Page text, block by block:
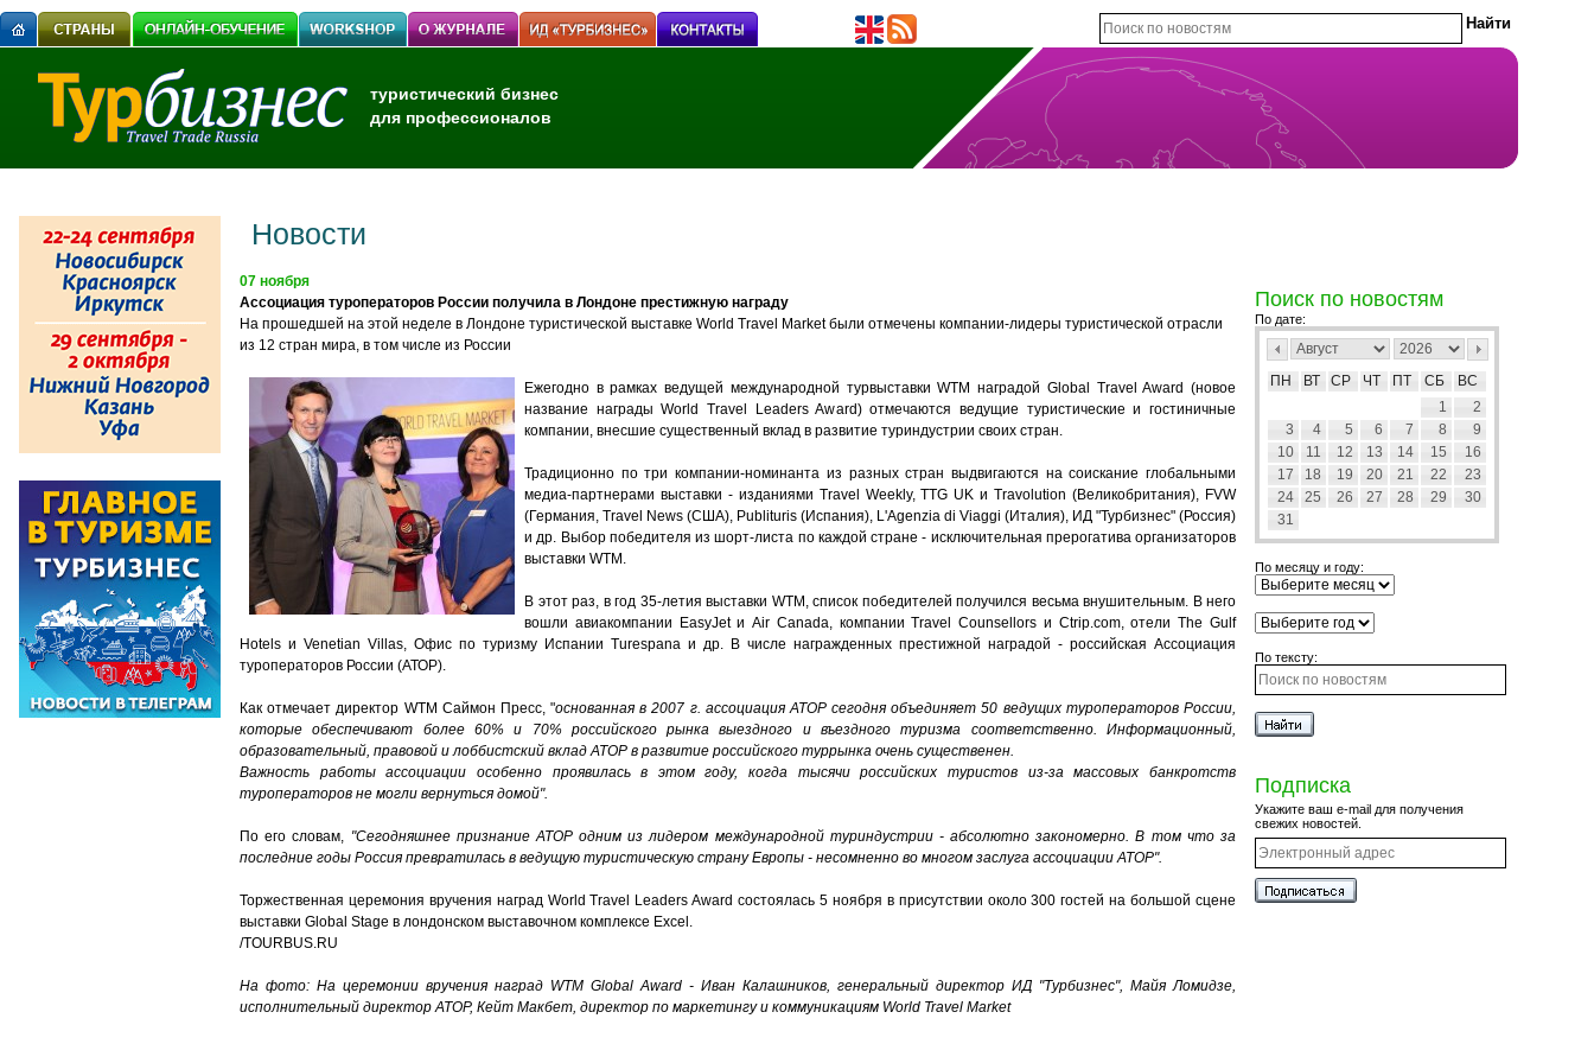
туристический бизнес
для профессионалов
Новости
07 ноября
Ассоциация туроператоров России получила в Лондоне престижную награду
На прошедшей на этой неделе в Лондоне туристической выставке World Travel Market были отмечены компании-лидеры туристической отрасли
из 12 стран мира, в том числе из России
Ежегодно в рамках ведущей международной турвыставки WTM наградой Global Travel Award (новое
название награды World Travel Leaders Award) отмечаются ведущие туристические и гостиничные
компании, внесшие существенный вклад в развитие туриндустрии своих стран.
Традиционно по три компании-номинанта из разных стран выдвигаются на соискание глобальными
медиа-партнерами выставки - изданиями Travel Weekly, TTG UK и Travolution (Великобритания), FVW
(Германия, Travel News (США), Publituris (Испания), L'Agenzia di Viaggi (Италия), ИД "Турбизнес" (Россия)
и др. Выбор победителя из шорт-листа по каждой стране - исключительная прерогатива организаторов
выставки WTM.
В этот раз, в год 35-летия выставки WTM, список победителей получился весьма внушительным. В него
вошли авиакомпании EasyJet и Air Canada, компании Travel Counsellors и Ctrip.com, отели The Gulf
Hotels и Venetian Villas, Офис по туризму Испании Turespana и др. В числе награжденных престижной наградой - российская Ассоциация
туроператоров России (АТОР).
Как отмечает директор WTM Саймон Пресс, "основанная в 2007 г. ассоциация АТОР сегодня объединяет 50 ведущих туроператоров России,
которые обеспечивают более 60% и 70% российского рынка выездного и въездного туризма соответственно. Информационный,
образовательный, правовой и лоббистский вклад АТОР в развитие российского туррынка очень существенен.
Важность работы ассоциации особенно проявилась в этом году, когда тысячи российских туристов из-за массовых банкротств
туроператоров не могли вернуться домой".
По его словам, "Сегодняшнее признание АТОР одним из лидером международной туриндустрии - абсолютно закономерно. В том что за
последние годы Россия превратилась в ведущую туристическую страну Европы - несомненно во многом заслуга ассоциации АТОР".
Торжественная церемония вручения наград World Travel Leaders Award состоялась 5 ноября в присутствии около 300 гостей на большой сцене
выставки Global Stage в лондонском выставочном комплексе Excel.
/TOURBUS.RU
На фото: На церемонии вручения наград WTM Global Award - Иван Калашников, генеральный директор ИД "Турбизнес", Майя Ломидзе,
исполнительный директор АТОР, Кейт Макбет, директор по маркетингу и коммуникациям World Travel Market
Поиск по новостям
По дате:
ПН ВТ СР ЧТ ПТ СБ
ВС
1
2
3
4 5 6 7 8
9
10
11 12 13 14 15
16
17
18 19 20 21 22
23
24
25 26 27 28 29
30
31
По месяцу и году:
По тексту:
Подписка
Укажите ваш e-mail для получения
свежих новостей.